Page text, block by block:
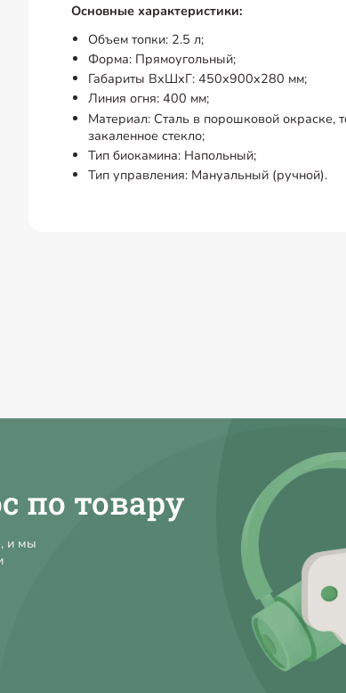
Основные характеристики:
Объем топки: 2.5 л;
Форма: Прямоугольный;
Габариты ВхШхГ: 450х900х280 мм;
Линия огня: 400 мм;
Материал: Сталь в порошковой
закаленное стекло;
Тип биокамина: Напольный;
Тип управления: Мануальный (ручной).
по товару
и мы